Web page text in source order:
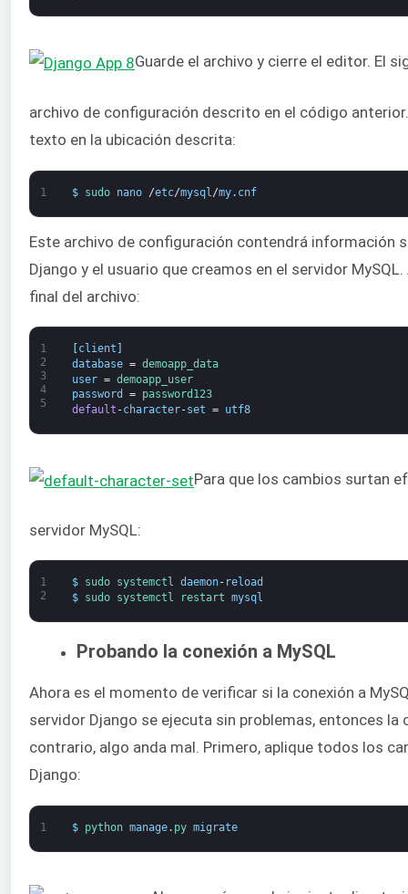
Guarde el archivo y cierre el editor. El
archivo de configuración descrito en el código
texto en la ubicación descrita:
1 $ sudo nano /etc/mysql /my. cnf
Este archivo de configuración contendrá información
Django y el usuario que creamos en el servidor
final del archivo:
1
2
3
4
5
client
database = demoapp_data
user = demoapp_user
password
=
password123
default -character-set = utf8
Para que los cambios surtan
servidor MySQL:
1
2
$ sudo systemctl daemon- reload
$
sudo systemctl restart mysql
Probando la conexión a MySQL
Ahora es el momento de verificar si la conexión a
servidor Django se ejecuta sin problemas, entonces la
contrario, algo anda mal. Primero, aplique todos los
Django:
1 $ python manage. py migrate